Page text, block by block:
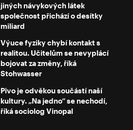
jiných návykových látek
společnost přichází o desítky
miliard
Výuce fyziky chybí kontakt s
realitou. Učitelům se nevyplácí
bojovat za změny, říká
Stohwasser
Pivo je odvěkou součástí naší
kultury. „Na jedno“ se nechodí,
říká sociolog Vinopal